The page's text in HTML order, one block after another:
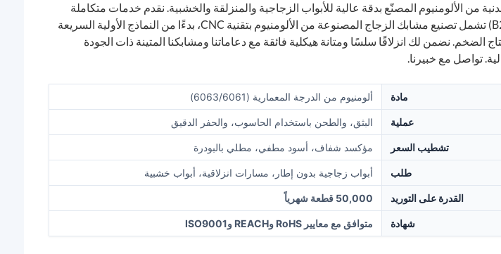
من الألومنيوم المصنّع بدقة عالية للأبواب الزجاجية والمنزلقة والخشبية. نقدم خدمات متكاملة
للشركات (B2B) تشمل تصنيع مشابك الزجاج المصنوعة من الألومنيوم بتقنية CNC، بدءًا من النماذج الأولية السريعة
الضخم. نضمن لك انزلاقًا سلسًا ومتانة هيكلية فائقة مع دعاماتنا ومشابكنا المتينة ذات الجودة
تواصل مع خبيرنا.
مادة ألومنيوم من الدرجة المعمارية (6063/6061)
عملية البثق، والطحن باستخدام الحاسوب، والحفر الدقيق
تشطيب السعر مؤكسد شفاف، أسود مطفي، مطلي بالبودرة
طلب أبواب زجاجية بدون إطار، مسارات انزلاقية، أبواب خشبية
القدرة على التوريد 50,000 قطعة شهرياً
شهادة متوافق مع معايير RoHS وREACH وISO9001